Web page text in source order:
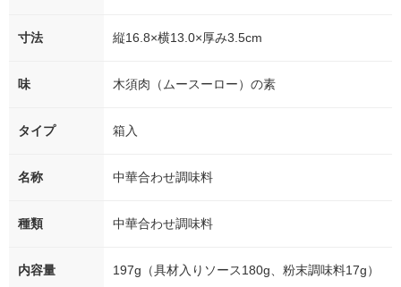
寸法 縦16.8×横13.0×厚み3.5cm
味 木須肉（ムースーロー）の素
タイプ 箱入
名称 中華合わせ調味料
種類 中華合わせ調味料
内容量 197g（具材入りソース180g、粉末調味料17g）